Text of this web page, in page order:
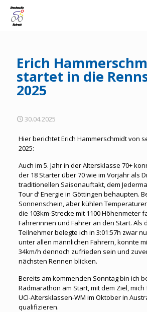
Erich
startet in die
2025
30.04.2025
Hier berichtet Erich Hammerschmidt von
2025:
Auch im 5. Jahr in der Altersklasse 70+
der 18 Starter über 70 wie im Vorjahr als
traditionellen Saisonauftakt, dem
Tour d‘ Energie in Göttingen behaupten.
Sonnenschein, aber kühlen
die 103km-Strecke mit 1100 Höhenmeter
Fahrerinnen und Fahrer an den Start. Als
Teilnehmer belegte ich in 3:01:57h zwar
unter allen männlichen Fahrern, konnte
34km/h dennoch zufrieden sein und
nächsten Rennen blicken.
Bereits am kommenden Sonntag bin ich
Radmarathon am Start, mit dem Ziel,
UCI-Altersklassen-WM im Oktober in
qualifizieren.